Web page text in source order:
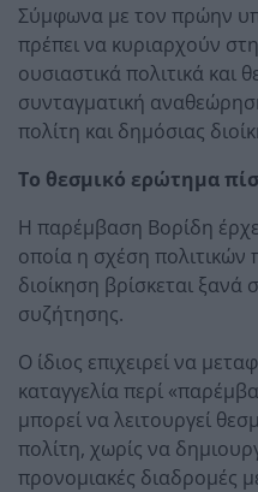
Σύμφωνα με τον πρώην
πρέπει να κυριαρχούν
ουσιαστικά πολιτικά και
συνταγματική
πολίτη και δημόσιας
Το θεσμικό ερώτημα
Η παρέμβαση Βορίδη
οποία η σχέση
διοίκηση βρίσκεται ξανά
συζήτησης.
Ο ίδιος επιχειρεί να
καταγγελία περί
μπορεί να λειτουργεί
πολίτη, χωρίς να
προνομιακές διαδρομές